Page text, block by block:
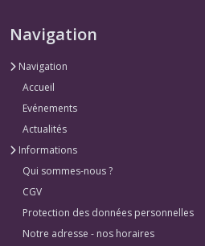
Afficher
résultats
Navigation
Navigation
Accueil
Evénements
Actualités
Informations
Qui sommes-nous ?
CGV
Protection des données personnelles
Notre adresse - nos horaires